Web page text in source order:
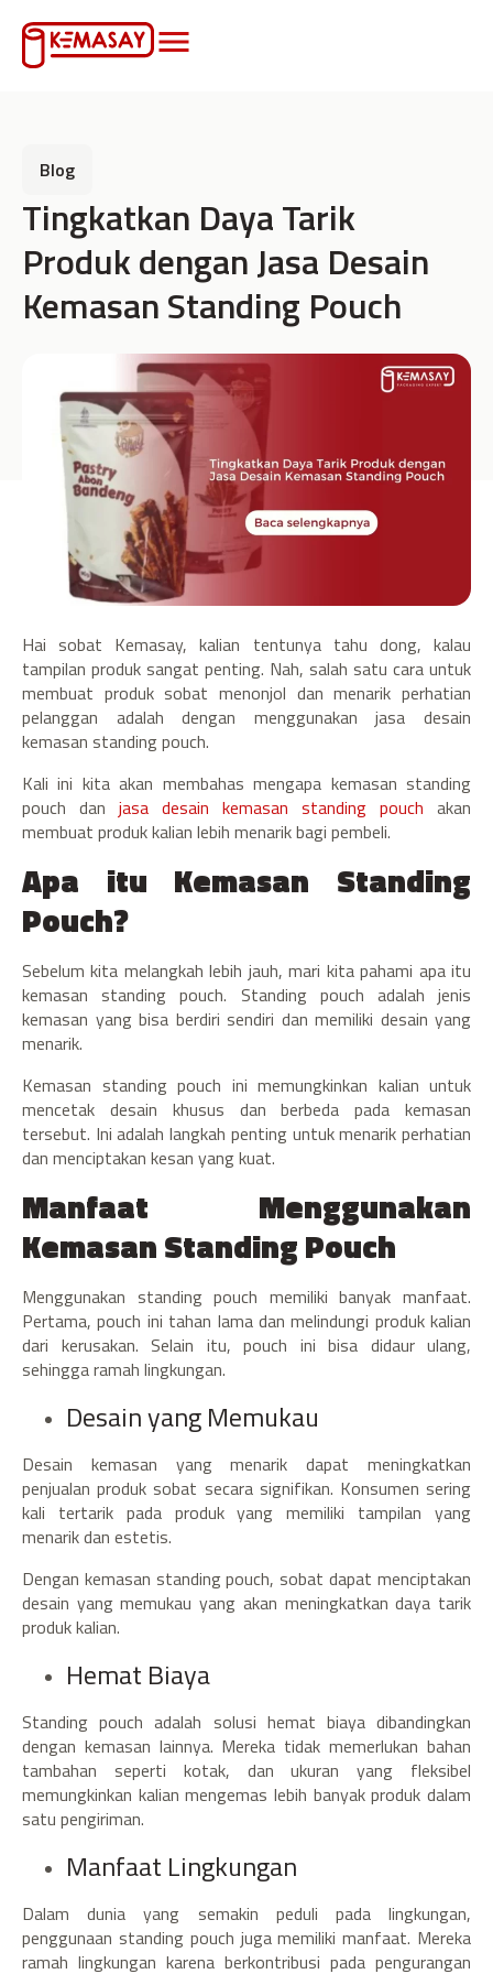
Blog
Tingkatkan Daya Tarik
Produk dengan Jasa Desain
Kemasan Standing Pouch
Hai sobat Kemasay, kalian tentunya tahu dong, kalau
tampilan produk sangat penting. Nah, salah satu cara untuk
membuat produk sobat menonjol dan menarik perhatian
pelanggan adalah dengan menggunakan jasa desain
kemasan standing pouch.
Kali ini kita akan membahas mengapa kemasan standing
pouch dan jasa desain kemasan standing pouch akan
membuat produk kalian lebih menarik bagi pembeli.
Apa itu Kemasan Standing
Pouch?
Sebelum kita melangkah lebih jauh, mari kita pahami apa itu
kemasan standing pouch. Standing pouch adalah jenis
kemasan yang bisa berdiri sendiri dan memiliki desain yang
menarik.
Kemasan standing pouch ini memungkinkan kalian untuk
mencetak desain khusus dan berbeda pada kemasan
tersebut. Ini adalah langkah penting untuk menarik perhatian
dan menciptakan kesan yang kuat.
Manfaat Menggunakan
Kemasan Standing Pouch
Menggunakan standing pouch memiliki banyak manfaat.
Pertama, pouch ini tahan lama dan melindungi produk kalian
dari kerusakan. Selain itu, pouch ini bisa didaur ulang,
sehingga ramah lingkungan.
Desain yang Memukau
Desain kemasan yang menarik dapat meningkatkan
penjualan produk sobat secara signifikan. Konsumen sering
kali tertarik pada produk yang memiliki tampilan yang
menarik dan estetis.
Dengan kemasan standing pouch, sobat dapat menciptakan
desain yang memukau yang akan meningkatkan daya tarik
produk kalian.
Hemat Biaya
Standing pouch adalah solusi hemat biaya dibandingkan
dengan kemasan lainnya. Mereka tidak memerlukan bahan
tambahan seperti kotak, dan ukuran yang fleksibel
memungkinkan kalian mengemas lebih banyak produk dalam
satu pengiriman.
Manfaat Lingkungan
Dalam dunia yang semakin peduli pada lingkungan,
penggunaan standing pouch juga memiliki manfaat. Mereka
ramah lingkungan karena berkontribusi pada pengurangan